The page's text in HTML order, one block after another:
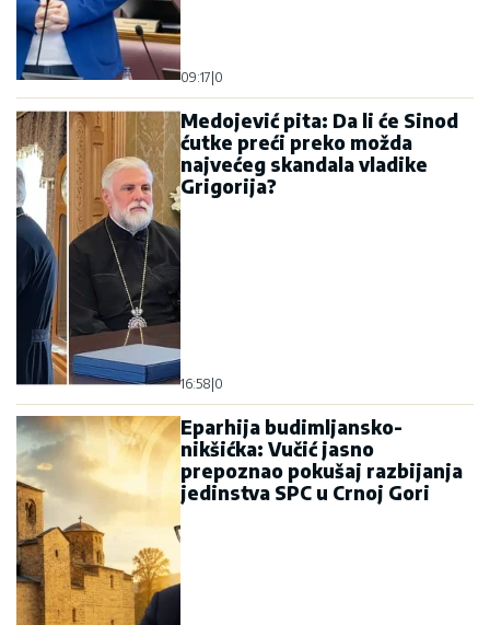
09:17|0
Medojević pita: Da li će Sinod
ćutke preći preko možda
najvećeg skandala vladike
Grigorija?
16:58|0
Eparhija budimljansko-
nikšićka: Vučić jasno
prepoznao pokušaj razbijanja
jedinstva SPC u Crnoj Gori